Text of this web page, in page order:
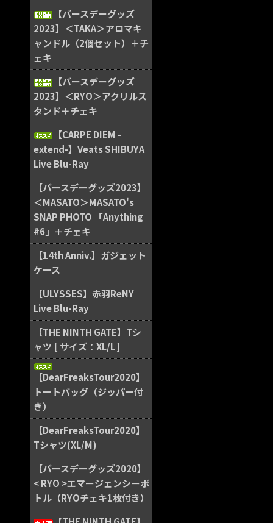
【バースデーグッズ
2023】＜TAKA＞アロマキ
ャンドル（2個セット）＋チ
ェキ
【バースデーグッズ
2023】＜RYO＞アクリルス
タンド＋チェキ
【CARPE DIEM -
extend-】Veats SHIBUYA
Live Blu-Ray
【バースデーグッズ2023】
＜MASATO＞MASATO's
SNAP PHOTO 「Anything
#6」＋チェキ
【14th Anniv.】ガジェット
ケース
【ULYSSES】赤羽ReNY
Live Blu-Ray
【THE NINTH GATE】Tシ
ャツ [ サイズ：XL/L ]
【DearFreaksTour2020】
トートバッグ（ジッパー付
き）
【DearFreaksTour2020】
Tシャツ(XL/M)
【バースデーグッズ2020】
< RYO >エマージェンシーボ
トル（RYOチェキ1枚付き）